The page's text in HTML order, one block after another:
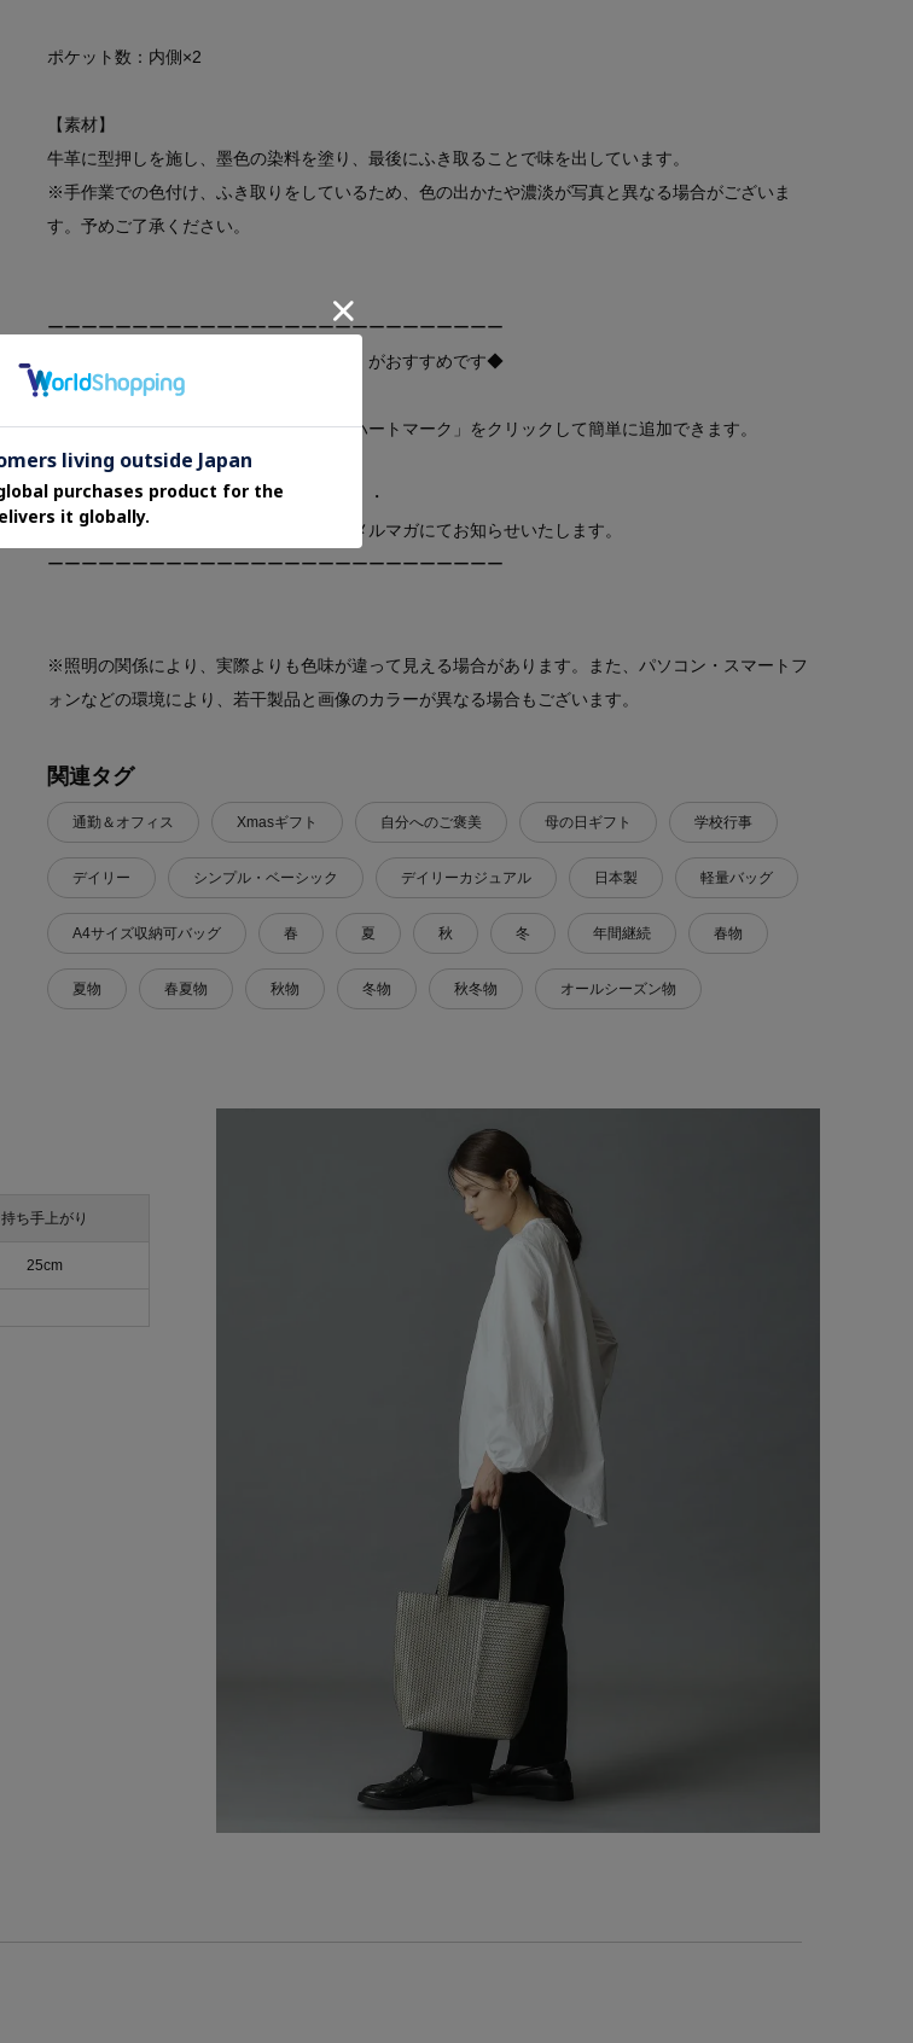
ポケット数：内側×2
【素材】
牛革に型押しを施し、墨色の染料を塗り、最後にふき取ることで味を出しています。
※手作業での色付け、ふき取りをしているため、色の出かたや濃淡が写真と異なる場合がございま
す。予めご了承ください。
ーーーーーーーーーーーーーーーーーーーーーーーーーーー
◆気になるアイテムは『お気に入り登録』がおすすめです◆
オンラインサイトの商品ページにある「ハートマーク」をクリックして簡単に追加できます。
お気に入り登録して頂いたアイテムは・・・
再入荷通知や、値下げ情報・在庫状況をメルマガにてお知らせいたします。
ーーーーーーーーーーーーーーーーーーーーーーーーーーー
※照明の関係により、実際よりも色味が違って見える場合があります。また、パソコン・スマートフ
ォンなどの環境により、若干製品と画像のカラーが異なる場合もございます。
関連タグ
通勤＆オフィス Xmasギフト 自分へのご褒美 母の日ギフト 学校行事
デイリー シンプル・ベーシック デイリーカジュアル 日本製 軽量バッグ
A4サイズ収納可バッグ 春 夏 秋 冬 年間継続 春物
夏物 春夏物 秋物 冬物 秋冬物 オールシーズン物
持ち手上がり
25cm